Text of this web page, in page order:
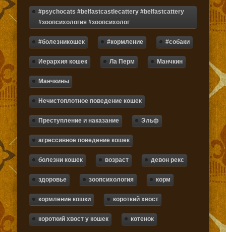
#psychocats #belfastcastlecattery #belfastcattery
#зоопсихология #зоопсихолог
#болезникошек #кормление #собаки
Иерархия кошек Ла Перм Манчкин
Манчкины
Нечистоплотное поведение кошек
Преступление и наказание Эльф
агрессивное поведение кошек
болезни кошек возраст девон рекс
здоровье зоопсихология корм
кормление кошки короткий хвост
короткий хвост у кошек котенок